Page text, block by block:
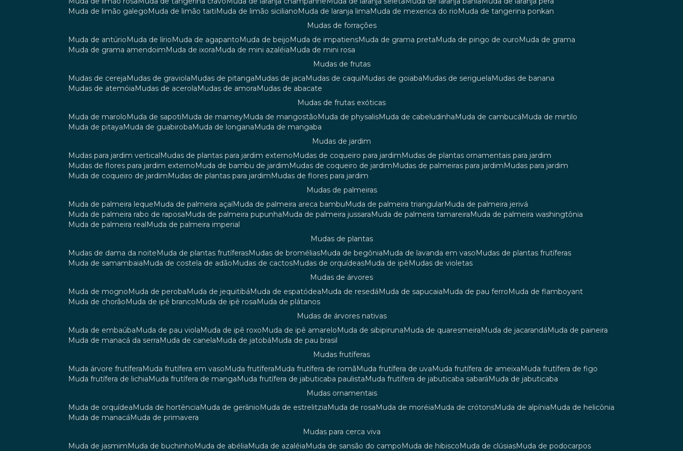
muda de limão galego
muda de limão taiti muda de limão siciliano muda de laranja lima muda de mexerica do rio
muda de tangerina ponkan
mudas de forrações
muda de antúrio
muda de lírio muda de agapanto muda de beijo muda de impatiens muda de grama preta muda de pingo de ouro
muda de grama
muda de grama amendoim
muda de ixora muda de mini azaléia
muda de mini rosa
mudas de frutas
mudas de cereja
mudas de graviola mudas de pitanga mudas de jaca mudas de caqui mudas de goiaba mudas de seriguela
mudas de banana
mudas de atemóia
mudas de acerola mudas de amora
mudas de abacate
mudas de frutas exóticas
muda de marolo
muda de sapoti muda de mamey muda de mangostão muda de physalis muda de cabeludinha muda de cambucá
muda de mirtilo
muda de pitaya
muda de guabiroba muda de longana
muda de mangaba
mudas de jardim
mudas para jardim vertical
mudas de plantas para jardim externo mudas de coqueiro para jardim
mudas de plantas ornamentais para jardim
mudas de flores para jardim externo
muda de bambu de jardim mudas de coqueiro de jardim mudas de palmeiras para jardim
mudas para jardim
muda de coqueiro de jardim
mudas de plantas para jardim
mudas de flores para jardim
mudas de palmeiras
muda de palmeira leque
muda de palmeira açaí muda de palmeira areca bambu muda de palmeira triangular
muda de palmeira jerivá
muda de palmeira rabo de raposa
muda de palmeira pupunha muda de palmeira jussara muda de palmeira tamareira
muda de palmeira washingtônia
muda de palmeira real
muda de palmeira imperial
mudas de plantas
mudas de dama da noite
muda de plantas frutíferas mudas de bromélias muda de begônia muda de lavanda em vaso
mudas de plantas frutíferas
muda de samambaia
muda de costela de adão mudas de cactos mudas de orquídeas muda de ipê
mudas de violetas
mudas de árvores
muda de mogno
muda de peroba muda de jequitibá muda de espatódea muda de resedá muda de sapucaia muda de pau ferro
muda de flamboyant
muda de chorão
muda de ipê branco muda de ipê rosa
muda de plátanos
mudas de árvores nativas
muda de embaúba
muda de pau viola muda de ipê roxo muda de ipê amarelo muda de sibipiruna muda de quaresmeira muda de jacarandá
muda de paineira
muda de manacá da serra
muda de canela muda de jatobá
muda de pau brasil
mudas frutíferas
muda árvore frutífera
muda frutífera em vaso muda frutífera muda frutífera de romã muda frutífera de uva muda frutífera de ameixa
muda frutífera de figo
muda frutífera de lichia
muda frutífera de manga muda frutífera de jabuticaba paulista muda frutífera de jabuticaba sabará
muda de jabuticaba
mudas ornamentais
muda de orquídea
muda de hortência muda de gerânio muda de estrelitzia muda de rosa muda de moréia muda de crótons muda de alpínia
muda de helicônia
muda de manacá
muda de primavera
mudas para cerca viva
muda de jasmim
muda de buchinho muda de abélia muda de azaléia muda de sansão do campo muda de hibisco muda de clúsias
muda de podocarpos